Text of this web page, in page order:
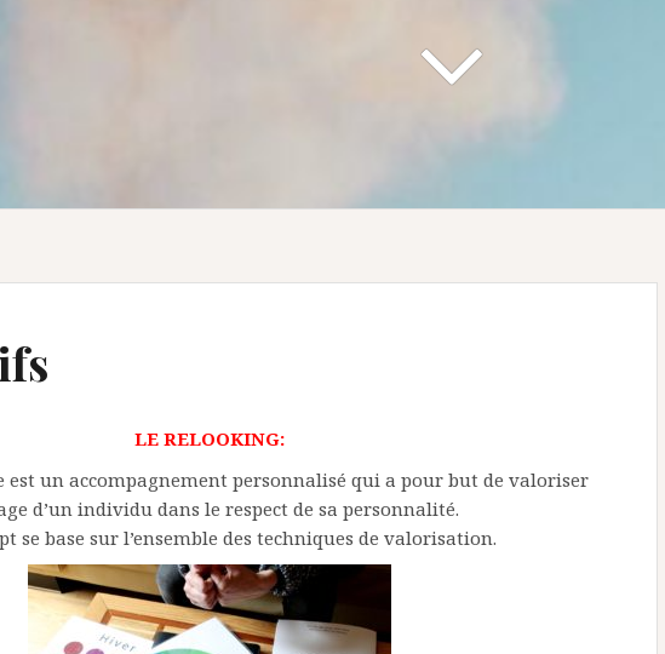
LE RELOOKING:
est un accompagnement personnalisé qui a pour but de valoriser
d’un individu dans le respect de sa personnalité.
se base sur l’ensemble des techniques de valorisation.